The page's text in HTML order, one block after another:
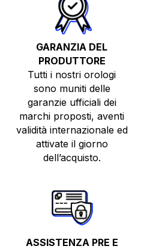
TUTTI GLI OROLOGI
NUOVI
VENDI O PERMUTA
GARANZIA DEL
PRODUTTORE
Tutti i nostri orologi
sono muniti delle
garanzie ufficiali dei
marchi proposti, aventi
validità internazionale ed
attivate il giorno
dell’acquisto.
ASSISTENZA PRE E